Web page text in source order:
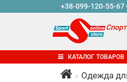
+38-099-120-55-67
КАТАЛОГ ТОВАРОВ
Одежда